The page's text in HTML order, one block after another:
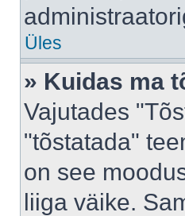
Üles
» Kuidas ma
Vajutades
"tõstatada"
on see
liiga väike.